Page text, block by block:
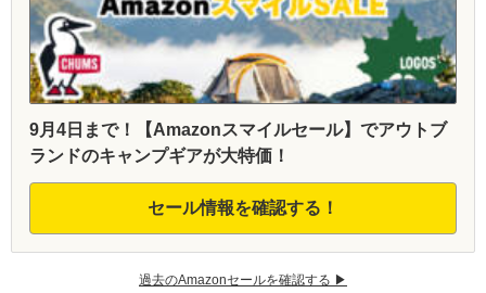
9月4日まで！【Amazonスマイルセール】でアウトブ
ランドのキャンプギアが大特価！
セール情報を確認する！
過去のAmazonセールを確認する ▶︎